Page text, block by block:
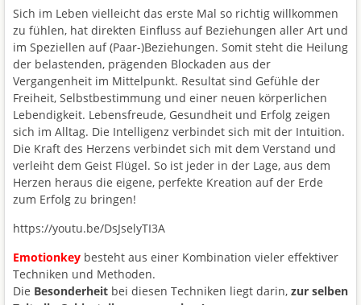
Sich im Leben vielleicht das erste Mal so richtig willkommen
zu fühlen, hat direkten Einfluss auf Beziehungen aller Art und
im Speziellen auf (Paar-)Beziehungen. Somit steht die Heilung
der belastenden, prägenden Blockaden aus der
Vergangenheit im Mittelpunkt. Resultat sind Gefühle der
Freiheit, Selbstbestimmung und einer neuen körperlichen
Lebendigkeit. Lebensfreude, Gesundheit und Erfolg zeigen
sich im Alltag. Die Intelligenz verbindet sich mit der Intuition.
Die Kraft des Herzens verbindet sich mit dem Verstand und
verleiht dem Geist Flügel. So ist jeder in der Lage, aus dem
Herzen heraus die eigene, perfekte Kreation auf der Erde
zum Erfolg zu bringen!
https://youtu.be/DsJselyTI3A
Emotionkey besteht aus einer Kombination vieler effektiver
Techniken und Methoden.
Die Besonderheit bei diesen Techniken liegt darin, zur selben